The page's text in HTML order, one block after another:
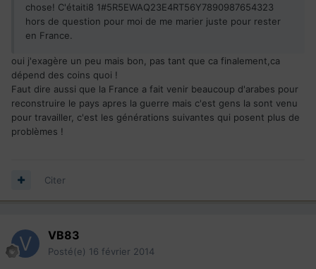
chose! C'étaiti8 1#5R5EWAQ23E4RT56Y7890987654323
hors de question pour moi de me marier juste pour rester
en France.
oui j'exagère un peu mais bon, pas tant que ca finalement,ca
dépend des coins quoi !
Faut dire aussi que la France a fait venir beaucoup d'arabes pour
reconstruire le pays apres la guerre mais c'est gens la sont venu
pour travailler, c'est les générations suivantes qui posent plus de
problèmes !
Citer
VB83
Posté(e) 16 février 2014